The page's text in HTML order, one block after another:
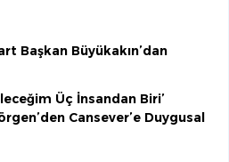
Başkan Büyükakın’dan
Üç İnsandan Biri’
Cansever’e Duygusal